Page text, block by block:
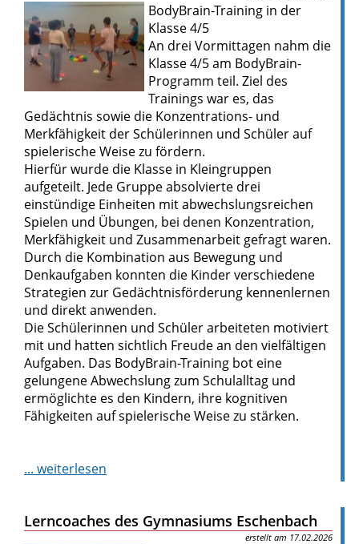
BodyBrain-Training in der
Klasse 4/5
An drei Vormittagen nahm die
Klasse 4/5 am BodyBrain-
Programm teil. Ziel des
Trainings war es, das
Gedächtnis sowie die Konzentrations- und
Merkfähigkeit der Schülerinnen und Schüler auf
spielerische Weise zu fördern.
Hierfür wurde die Klasse in Kleingruppen
aufgeteilt. Jede Gruppe absolvierte drei
einstündige Einheiten mit abwechslungsreichen
Spielen und Übungen, bei denen Konzentration,
Merkfähigkeit und Zusammenarbeit gefragt waren.
Durch die Kombination aus Bewegung und
Denkaufgaben konnten die Kinder verschiedene
Strategien zur Gedächtnisförderung kennenlernen
und direkt anwenden.
Die Schülerinnen und Schüler arbeiteten motiviert
mit und hatten sichtlich Freude an den vielfältigen
Aufgaben. Das BodyBrain-Training bot eine
gelungene Abwechslung zum Schulalltag und
ermöglichte es den Kindern, ihre kognitiven
Fähigkeiten auf spielerische Weise zu stärken.
... weiterlesen
Lerncoaches des Gymnasiums Eschenbach
17.02.2026